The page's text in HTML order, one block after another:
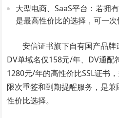
大型电商、SaaS平台：若拥
是最高性价比的选择，可一次
安信证书旗下自有国产品
DV单域名仅158元/年、DV通配
1280元/年的高性价比SSL证书
限次重签和到期提醒服务，是
性价比选择。